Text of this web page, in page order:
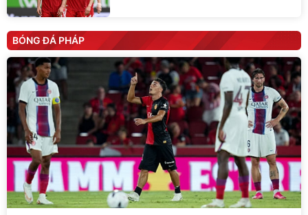
BÓNG ĐÁ PHÁP